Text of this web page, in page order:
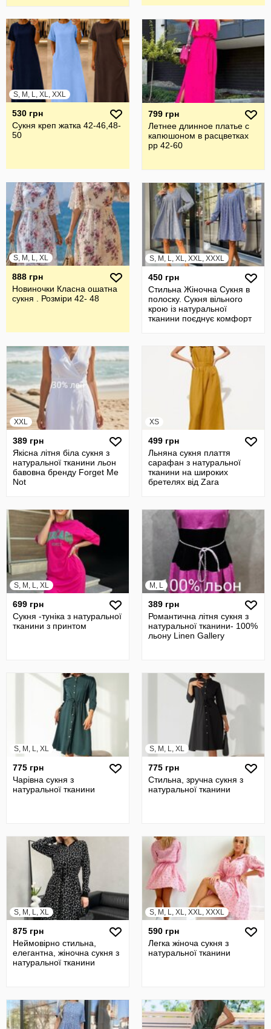
S, M, L, XL, XXL
530 грн
Сукня креп жатка 42-46,48-
50
799 грн
Летнее длинное платье с
капюшоном в расцветках
рр 42-60
S, M, L, XL
888 грн
Новиночки Класна ошатна
сукня . Розміри 42- 48
S, M, L, XL, XXL, XXXL
450 грн
Стильна Жіночна Сукня в
полоску. Сукня вільного
крою із натуральної
тканини поєднує комфорт
XXL
389 грн
Якісна літня біла сукня з
натуральної тканини льон
бавовна бренду Forget Me
Not
XS
499 грн
Льняна сукня плаття
сарафан з натуральної
тканини на широких
бретелях від Zara
S, M, L, XL
699 грн
Сукня -туніка з натуральної
тканини з принтом
M, L
389 грн
Романтична літня сукня з
натуральної тканини- 100%
льону Linen Gallery
S, M, L, XL
775 грн
Чарівна сукня з
натуральної тканини
S, M, L, XL
775 грн
Стильна, зручна сукня з
натуральної тканини
S, M, L, XL
875 грн
Неймовірно стильна,
елегантна, жіночна сукня з
натуральної тканини
S, M, L, XL, XXL, XXXL
590 грн
Легка жіноча сукня з
натуральної тканини